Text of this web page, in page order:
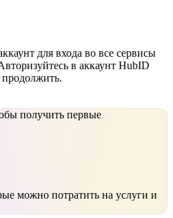
для входа во все сервисы
в аккаунт HubID
получить первые
можно потратить на услуги и